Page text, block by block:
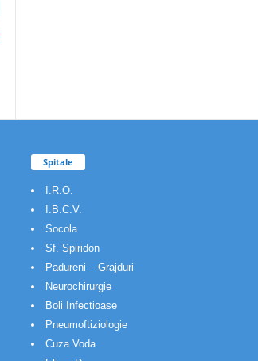
Spitale
I.R.O.
I.B.C.V.
Socola
Sf. Spiridon
Padureni – Grajduri
Neurochirurgie
Boli Infectioase
Pneumoftiziologie
Cuza Voda